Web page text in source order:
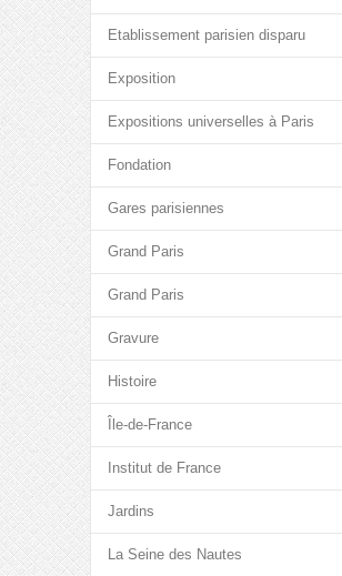
Etablissement parisien disparu
Exposition
Expositions universelles à Paris
Fondation
Gares parisiennes
Grand Paris
Grand Paris
Gravure
Histoire
Île-de-France
Institut de France
Jardins
La Seine des Nautes